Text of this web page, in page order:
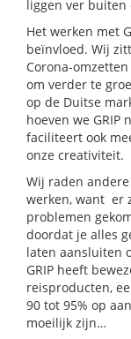
liggen ver buiten
Het werken met
beïnvloed. Wij
Corona-
om verder te
op de Duitse
hoeven we GRIP
faciliteert ook
onze creativiteit.
Wij raden
werken, want er
problemen
doordat je alles
laten aansluiten
GRIP heeft
reisproducten,
90 tot 95% op
moeilijk zijn…